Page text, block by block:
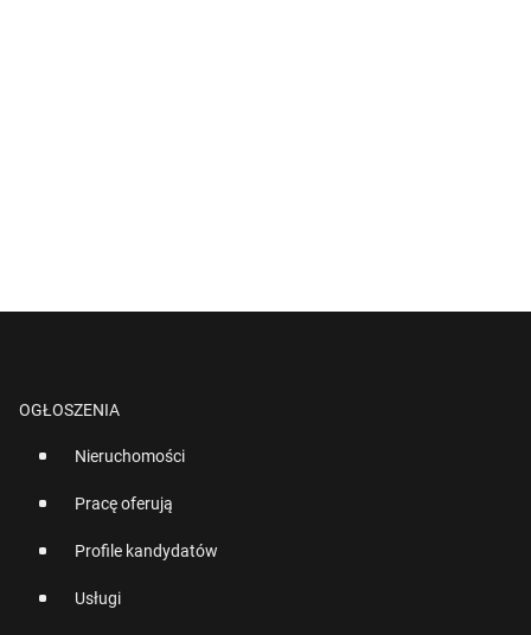
OGŁOSZENIA
Nieruchomości
Pracę oferują
Profile kandydatów
Usługi